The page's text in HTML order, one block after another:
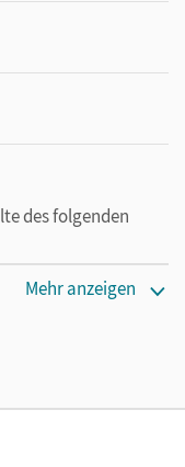
des folgenden
nutzen möchten.
Mehr anzeigen